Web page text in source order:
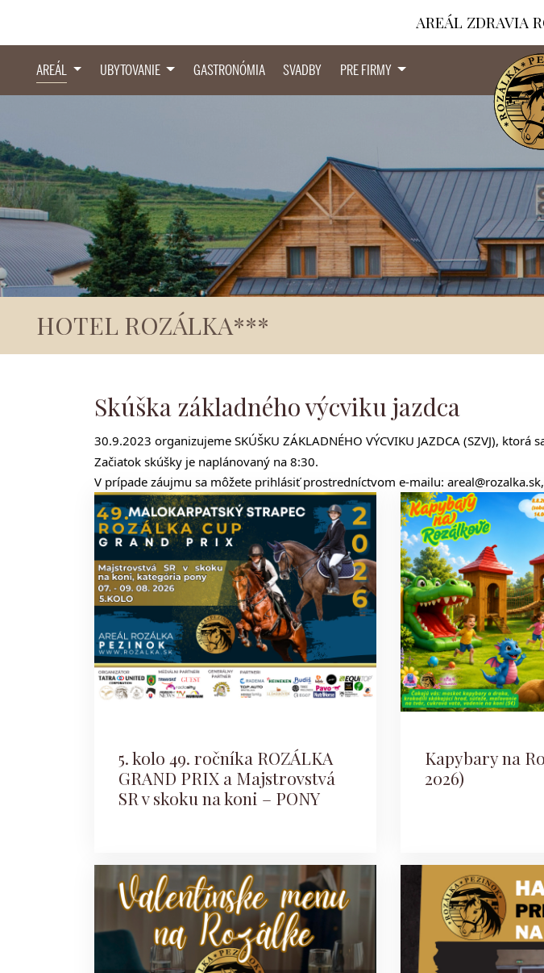
AREÁL ZDRAVIA
AREÁL UBYTOVANIE GASTRONÓMIA SVADBY PRE FIRMY
HOTEL ROZÁLKA***
Skúška základného výcviku jazdca
30.9.2023 organizujeme SKÚŠKU ZÁKLADNÉHO VÝCVIKU JAZDCA (SZVJ),
Začiatok skúšky je naplánovaný na 8:30.
V prípade záujmu sa môžete prihlásiť prostredníctvom e-mailu:
5. kolo 49. ročníka ROZÁLKA
GRAND PRIX a Majstrovstvá
SR v skoku na koni – PONY
Kapybary na
2026)